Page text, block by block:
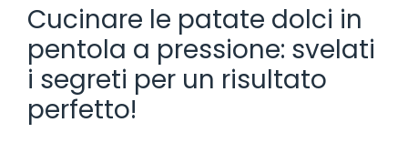
Cucinare le patate dolci in
pentola a pressione: svelati
i segreti per un risultato
perfetto!